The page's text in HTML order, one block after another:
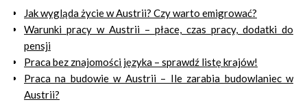
Jak wygląda życie w Austrii? Czy warto emigrować?
Warunki pracy w Austrii – płace, czas pracy, dodatki do
pensji
Praca bez znajomości języka – sprawdź listę krajów!
Praca na budowie w Austrii – Ile zarabia budowlaniec w
Austrii?